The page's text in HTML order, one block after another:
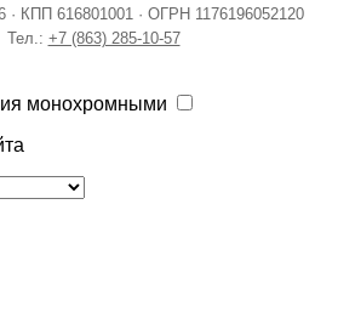
· КПП 616801001 · ОГРН 1176196052120
Тел.: +7 (863) 285-10-57
монохромными